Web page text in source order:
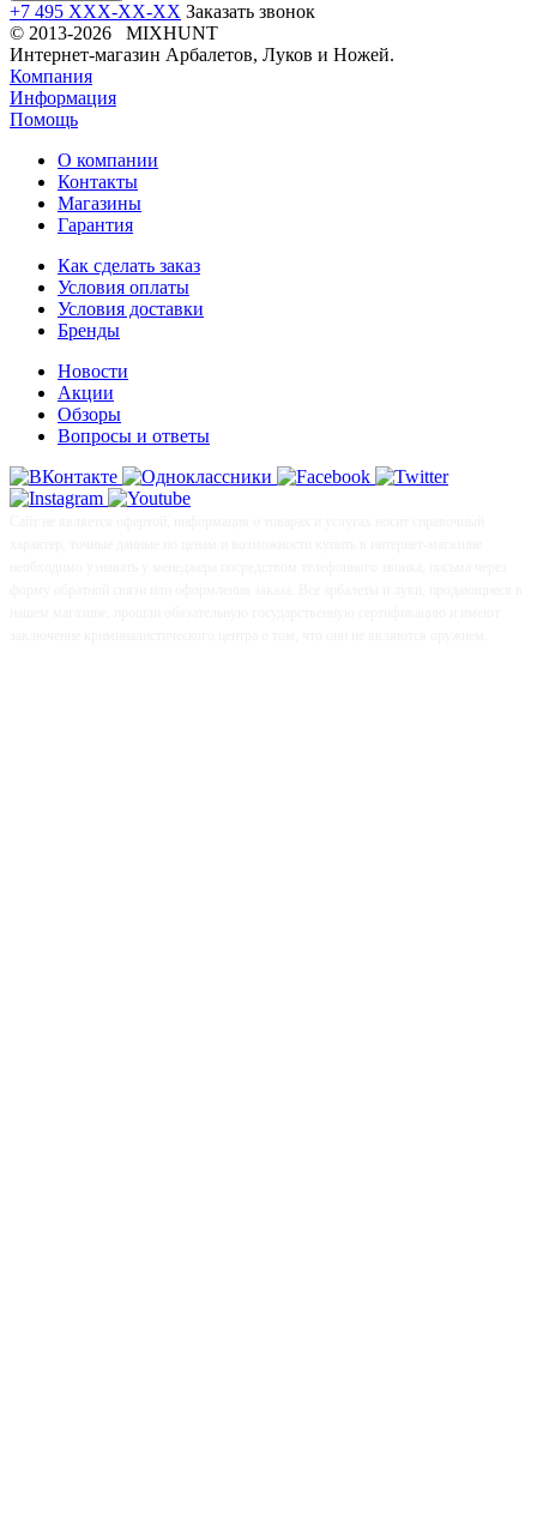
+7 495 XXX-XX-XX Заказать звонок
© 2013-2026 MIXHUNT
Интернет-магазин Арбалетов, Луков и Ножей.
Компания
Информация
Помощь
О компании
Контакты
Магазины
Гарантия
Как сделать заказ
Условия оплаты
Условия доставки
Бренды
Новости
Акции
Обзоры
Вопросы и ответы